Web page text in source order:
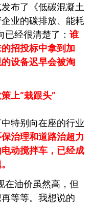
布了《低碳混凝土
业的碳排放、能耗
经很清楚了： 谁
招投标中拿到加
设备迟早会被淘
上“栽跟头”
特别向在座的行业
治理和道路治超力
动搅拌车，已经成
在油价虽然高，但
等等。我想说的